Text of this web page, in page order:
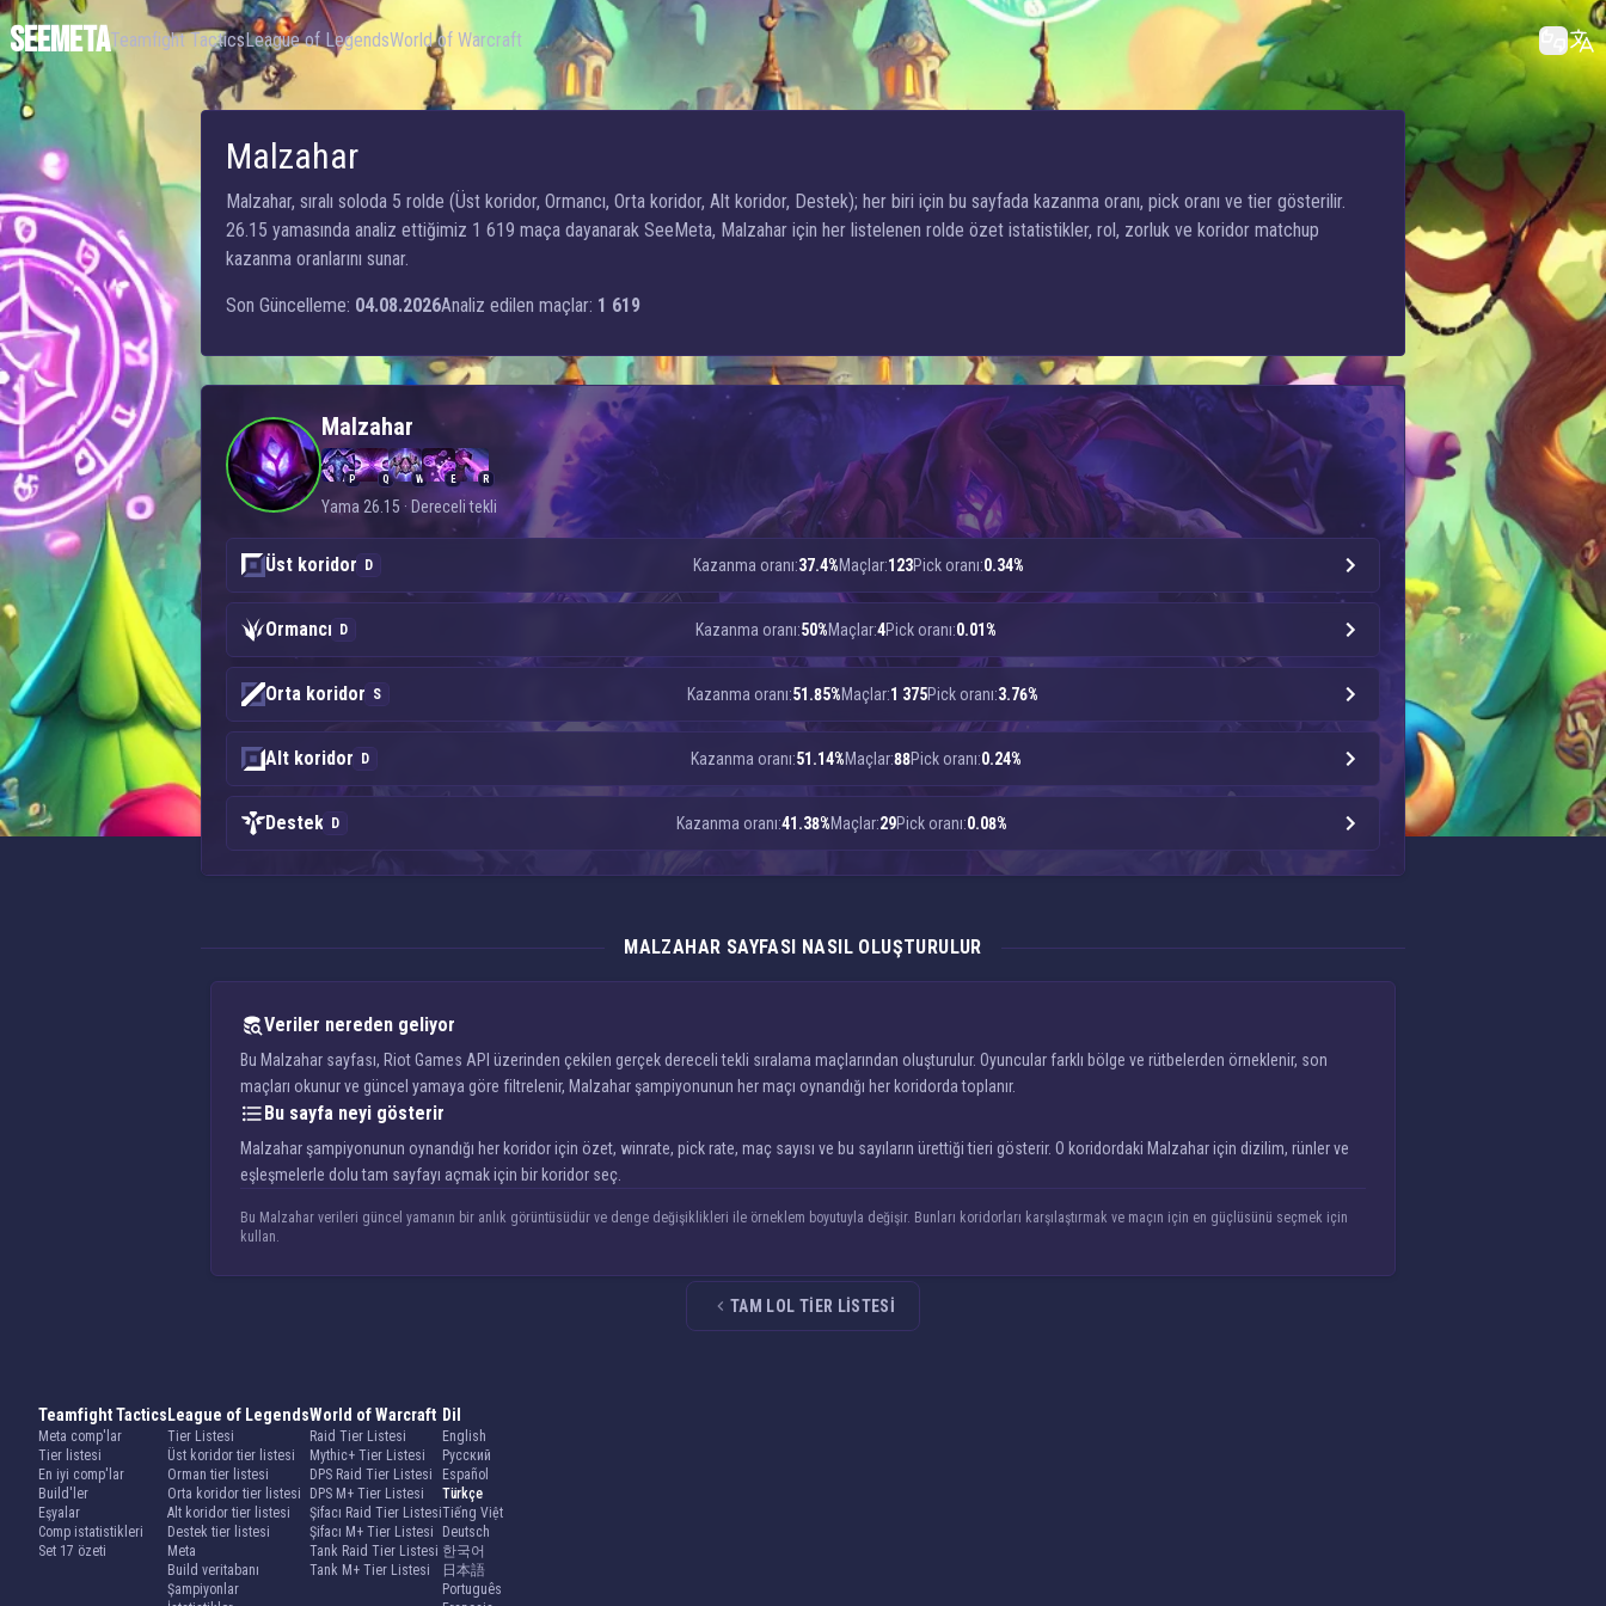
SEEMETATeamfight TacticsLeague of LegendsWorld of Warcraft
Malzahar
Malzahar, sıralı soloda 5 rolde (Üst koridor, Ormancı, Orta koridor, Alt koridor, Destek); her biri için bu sayfada kazanma oranı, pick oranı ve tier gösterilir.
26.15 yamasında analiz ettiğimiz 1 619 maça dayanarak SeeMeta, Malzahar için her listelenen rolde özet istatistikler, rol, zorluk ve koridor matchup
kazanma oranlarını sunar.
Son Güncelleme: 04.08.2026Analiz edilen maçlar: 1 619
Malzahar
P Q W E R
Yama 26.15 · Dereceli tekli
Üst koridor D Kazanma oranı:37.4%Maçlar:123Pick oranı:0.34%
Ormancı D Kazanma oranı:50%Maçlar:4Pick oranı:0.01%
Orta koridor S Kazanma oranı:51.85%Maçlar:1 375Pick oranı:3.76%
Alt koridor D Kazanma oranı:51.14%Maçlar:88Pick oranı:0.24%
Destek D Kazanma oranı:41.38%Maçlar:29Pick oranı:0.08%
MALZAHAR SAYFASI NASIL OLUŞTURULUR
Veriler nereden geliyor
Bu Malzahar sayfası, Riot Games API üzerinden çekilen gerçek dereceli tekli sıralama maçlarından oluşturulur. Oyuncular farklı bölge ve rütbelerden örneklenir, son
maçları okunur ve güncel yamaya göre filtrelenir, Malzahar şampiyonunun her maçı oynandığı her koridorda toplanır.
Bu sayfa neyi gösterir
Malzahar şampiyonunun oynandığı her koridor için özet, winrate, pick rate, maç sayısı ve bu sayıların ürettiği tieri gösterir. O koridordaki Malzahar için dizilim, rünler ve
eşleşmelerle dolu tam sayfayı açmak için bir koridor seç.
Bu Malzahar verileri güncel yamanın bir anlık görüntüsüdür ve denge değişiklikleri ile örneklem boyutuyla değişir. Bunları koridorları karşılaştırmak ve maçın için en güçlüsünü seçmek için
kullan.
TAM LOL TIER LISTESI
Teamfight Tactics
Meta comp'lar
Tier listesi
En iyi comp'lar
Build'ler
Eşyalar
Comp istatistikleri
Set 17 özeti
League of Legends
Tier Listesi
Üst koridor tier listesi
Orman tier listesi
Orta koridor tier listesi
Alt koridor tier listesi
Destek tier listesi
Meta
Build veritabanı
Şampiyonlar
World of Warcraft
Raid Tier Listesi
Mythic+ Tier Listesi
DPS Raid Tier Listesi
DPS M+ Tier Listesi
Şifacı Raid Tier Listesi
Şifacı M+ Tier Listesi
Tank Raid Tier Listesi
Tank M+ Tier Listesi
Dil
English
Русский
Español
Türkçe
Tiếng Việt
Deutsch
한국어
日本語
Português